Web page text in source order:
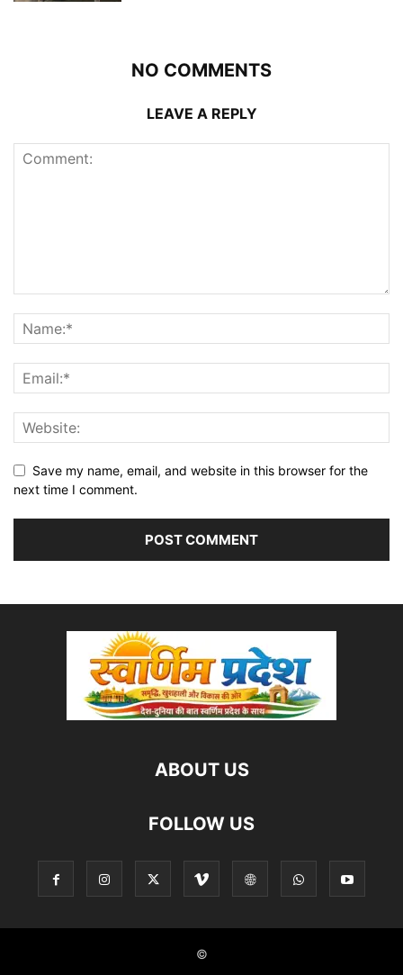
NO COMMENTS
LEAVE A REPLY
Save my name, email, and website in this browser for the
next time I comment.
ABOUT US
FOLLOW US
©